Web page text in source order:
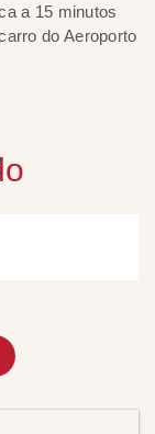
a 15 minutos
do Aeroporto